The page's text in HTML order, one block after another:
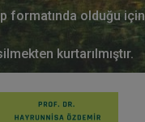
formatında olduğu için
kurtarılmıştır.